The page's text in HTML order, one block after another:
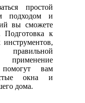
простой
подходом и
вы сможете
Подготовка к
помогут вам
окна и
дома.